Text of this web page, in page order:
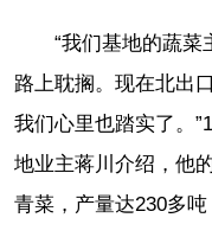
“我们基地的蔬菜
路上耽搁。现在北出
我们心里也踏实了。
地业主蒋川介绍，他
青菜，产量达230多吨